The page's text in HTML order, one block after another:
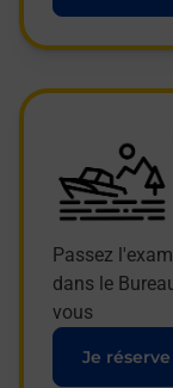
Passez
dans le
vous
Je